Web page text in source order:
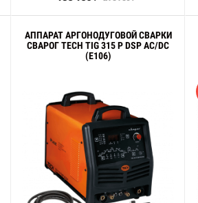
АППАРАТ АРГОНОДУГОВОЙ СВАРКИ
СВАРОГ TECH TIG 315 P DSP AC/DC
(E106)